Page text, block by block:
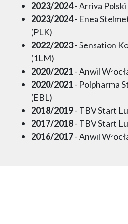
2023/2024- Arriva Polski
2023/2024- Enea
(PLK)
2022/2023- Sensation
(1LM)
2020/2021 - Anwil
2020/2021 - Polpharma
(EBL)
2018/2019- TBV Start
2017/2018- TBV Start
2016/2017- Anwil